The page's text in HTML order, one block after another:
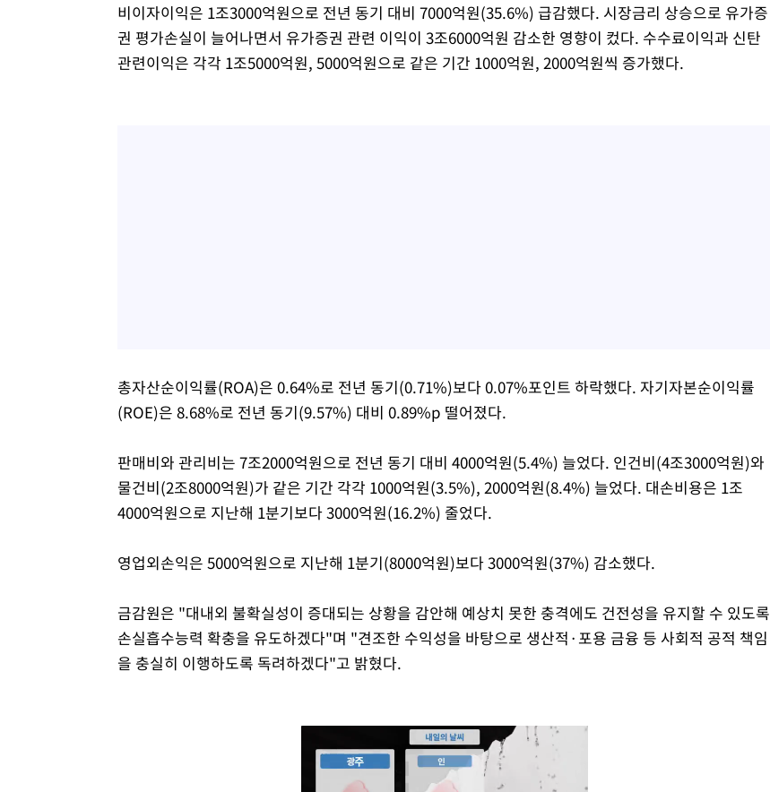
비이자이익은 1조3000억원으로 전년 동기 대비 7000억원(35.6%) 급감했다. 시장금리 상승으로 유가증
권 평가손실이 늘어나면서 유가증권 관련 이익이 3조6000억원 감소한 영향이 컸다. 수수료이익과 신탄
관련이익은 각각 1조5000억원, 5000억원으로 같은 기간 1000억원, 2000억원씩 증가했다.
총자산순이익률(ROA)은 0.64%로 전년 동기(0.71%)보다 0.07%포인트 하락했다. 자기자본순이익률
(ROE)은 8.68%로 전년 동기(9.57%) 대비 0.89%p 떨어졌다.
판매비와 관리비는 7조2000억원으로 전년 동기 대비 4000억원(5.4%) 늘었다. 인건비(4조3000억원)와
물건비(2조8000억원)가 같은 기간 각각 1000억원(3.5%), 2000억원(8.4%) 늘었다. 대손비용은 1조
4000억원으로 지난해 1분기보다 3000억원(16.2%) 줄었다.
영업외손익은 5000억원으로 지난해 1분기(8000억원)보다 3000억원(37%) 감소했다.
금감원은 "대내외 불확실성이 증대되는 상황을 감안해 예상치 못한 충격에도 건전성을 유지할 수 있도록
손실흡수능력 확충을 유도하겠다"며 "견조한 수익성을 바탕으로 생산적·포용 금융 등 사회적 공적 책임
을 충실히 이행하도록 독려하겠다"고 밝혔다.